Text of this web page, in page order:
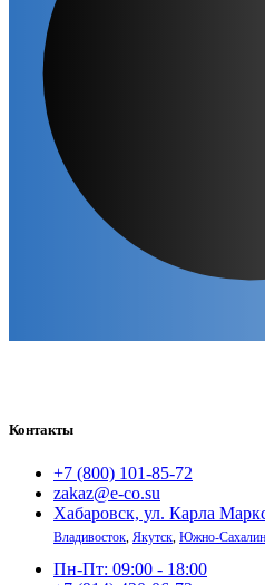
Контакты
+7 (800) 101-85-72
zakaz@e-co.su
Хабаровск, ул. Карла
Владивосток, Якутск, Южно-
Пн-Пт: 09:00 - 18:00